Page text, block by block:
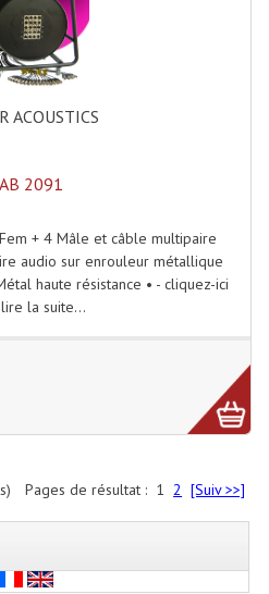
ACOUSTICS
2091
+ 4 Mâle et câble multipaire
audio sur enrouleur métallique
haute résistance • - cliquez-ici
la suite...
Pages de résultat : 1 2 [Suiv >>]